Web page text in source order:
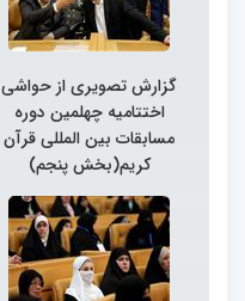
گزارش تصویری از حواشی
اختتامیه چهلمین دوره
مسابقات بین المللی قرآن
کریم(بخش پنجم)